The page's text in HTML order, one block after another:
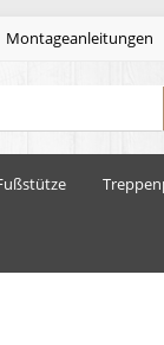
Montageanleitungen